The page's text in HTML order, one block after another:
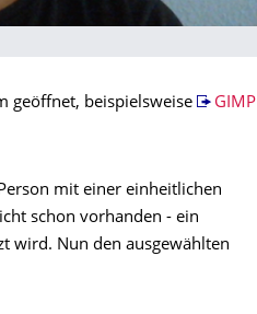
geöffnet, beispielsweise GIMP
mit einer einheitlichen
schon vorhanden - ein
wird. Nun den ausgewählten